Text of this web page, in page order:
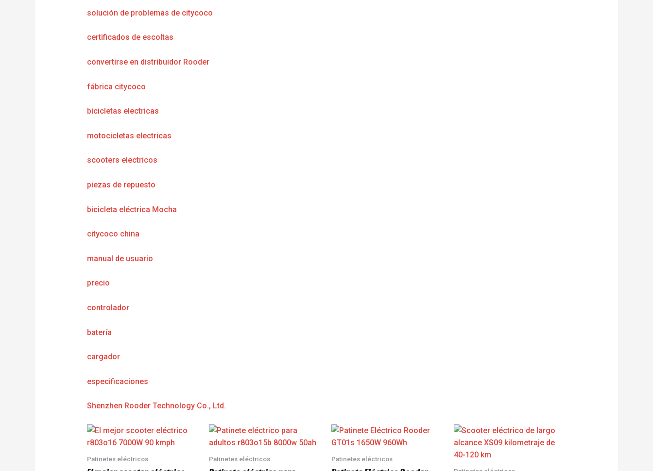
solución de problemas de citycoco
certificados de escoltas
convertirse en distribuidor Rooder
fábrica citycoco
bicicletas electricas
motocicletas electricas
scooters electricos
piezas de repuesto
bicicleta eléctrica Mocha
citycoco china
manual de usuario
precio
controlador
batería
cargador
especificaciones
Shenzhen Rooder Technology Co., Ltd.
Patinetes eléctricos Patinetes eléctricos Patinetes eléctricos